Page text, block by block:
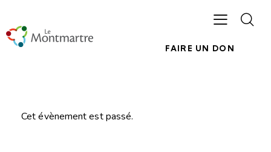
FAIRE UN DON
Cet évènement est passé.